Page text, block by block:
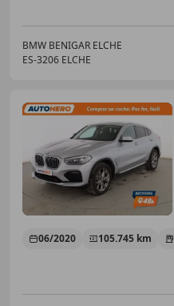
BMW BENIGAR ELCHE
ES-3206 ELCHE
06/2020 105.745 km